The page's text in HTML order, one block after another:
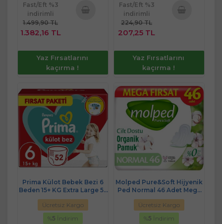
Fast/Eft %3
indirimli
1.499,90 TL
1.382,16 TL
Yaz Fırsatlarını
kaçırma !
Fast/Eft %3
indirimli
224,90 TL
207,25 TL
Yaz Fırsatlarını
kaçırma !
Prima Külot Bebek Bezi 6
Beden 15+ KG Extra Large 52
Adet Fırsat Pk
Ücretsiz Kargo
%5 İndirim
Molped Pure&Soft Hijyenik
Ped Normal 46 Adet Mega
Pk
Ücretsiz Kargo
%5 İndirim